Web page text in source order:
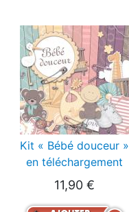
Kit « Bébé douceur »
en téléchargement
11,90 €